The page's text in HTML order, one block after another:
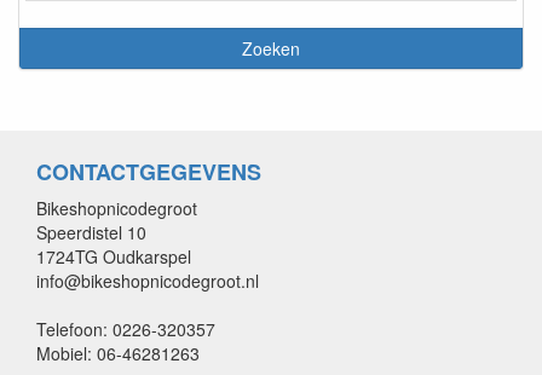
CONTACTGEGEVENS
Bikeshopnicodegroot
Speerdistel 10
1724TG Oudkarspel
info@bikeshopnicodegroot.nl
Telefoon: 0226-320357
Mobiel: 06-46281263